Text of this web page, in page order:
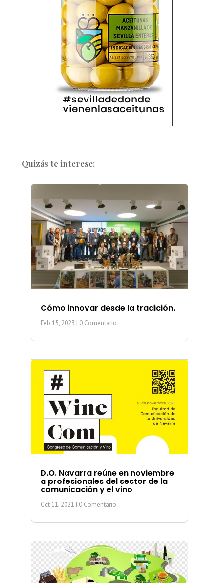
Quizás te interese:
Cómo innovar desde la tradición.
Feb 15, 2023 | 0 Comentario
D.O. Navarra reúne en noviembre
a profesionales del sector de la
comunicación y el vino
Oct 11, 2021 | 0 Comentario